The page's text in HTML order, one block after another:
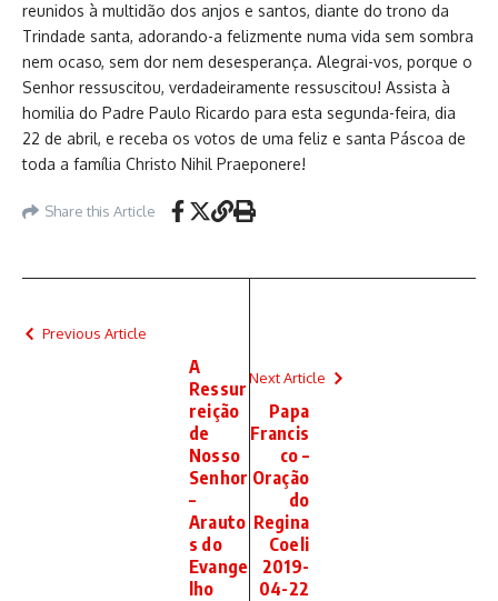
reunidos à multidão dos anjos e santos, diante do trono da
Trindade santa, adorando-a felizmente numa vida sem sombra
nem ocaso, sem dor nem desesperança. Alegrai-vos, porque o
Senhor ressuscitou, verdadeiramente ressuscitou! Assista à
homilia do Padre Paulo Ricardo para esta segunda-feira, dia
22 de abril, e receba os votos de uma feliz e santa Páscoa de
toda a família Christo Nihil Praeponere!
Share this Article
Previous Article
A
Ressur
reição
de
Nosso
Senhor
–
Arauto
s do
Evange
lho
Next Article
Papa
Francis
co –
Oração
do
Regina
Coeli
2019-
04-22